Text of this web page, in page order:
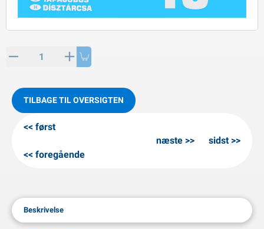
artikler
TILBAGE TIL OVERSIGTEN
først
foregående
næste sidst
Beskrivelse